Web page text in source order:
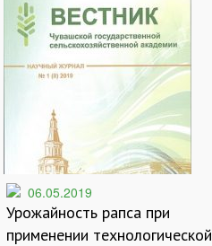
06.05.2019
Урожайность рапса при
применении технологической